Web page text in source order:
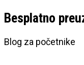
Besplatno
Blog za početnike